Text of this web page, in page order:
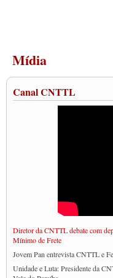
Mídia
Canal CNTTL
Diretor da CNTTL debate com
Mínimo de Frete
Jovem Pan entrevista CNTTL e
Unidade e Luta: Presidente da